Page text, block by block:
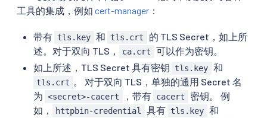
工具的集成，例如 cert-manager ：
带有 tls.key 和 tls.crt
的 TLS Secret，如上所
述。对于双向 TLS，
ca.crt
可以作为密钥。
如上所述，TLS Secret 具有密钥
tls.key 和
tls.crt 。 对于双向 TLS，单独的通用 Secret 名
为 <secret>-cacert ，带有 cacert
密钥。 例
如，
httpbin-credential 具有 tls.key 和